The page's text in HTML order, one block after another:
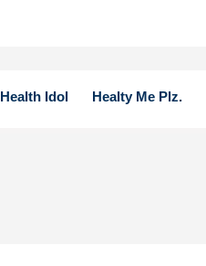
Health Idol Healty Me Plz.